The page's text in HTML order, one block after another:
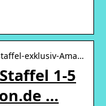
exklusiv-Ama…
1-5
…